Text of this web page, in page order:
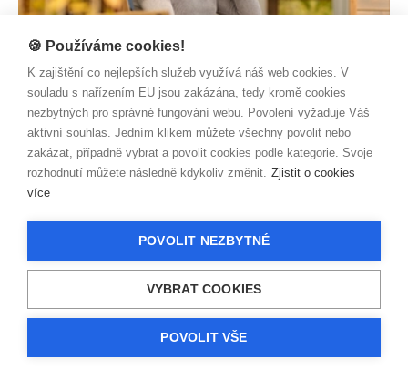
SPORY S POJIŠŤOVNOU
Dobrou pojišťovnu prý nikdo na kolena nedostane
Zjistit více
🍪 Používáme cookies!
K zajištění co nejlepších služeb využívá náš web cookies. V
souladu s nařízením EU jsou zakázána, tedy kromě cookies
nezbytných pro správné fungování webu. Povolení vyžaduje Váš
aktivní souhlas. Jedním klikem můžete všechny povolit nebo
zakázat, případně vybrat a povolit cookies podle kategorie. Svoje
rozhodnutí můžete následně kdykoliv změnit. Zjistit o cookies
více
POVOLIT NEZBYTNÉ
VYBRAT COOKIES
POVOLIT VŠE